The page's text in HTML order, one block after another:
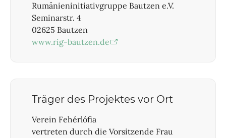
Rumänieninitiativgruppe Bautzen e.V.
Seminarstr. 4
02625 Bautzen
www.rig-bautzen.de
Träger des Projektes vor Ort
Verein Fehérlófia
vertreten durch die Vorsitzende Frau